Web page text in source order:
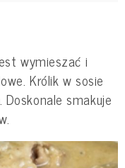
wymieszać i
Królik w sosie
smakuje